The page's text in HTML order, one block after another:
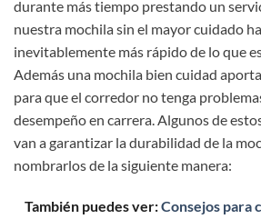
durante más tiempo prestando un
nuestra mochila sin el mayor cuidado
inevitablemente más rápido de lo que
Además una mochila bien cuidad
para que el corredor no tenga
desempeño en carrera. Algunos de
van a garantizar la durabilidad de la
nombrarlos de la siguiente manera:
También puedes ver:Consejos para